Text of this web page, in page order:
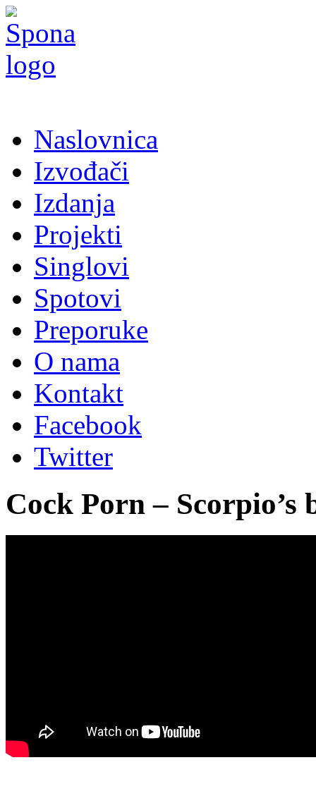
Naslovnica
Izvođači
Izdanja
Projekti
Singlovi
Spotovi
Preporuke
O nama
Kontakt
Facebook
Twitter
Cock Porn – Scorpio’s